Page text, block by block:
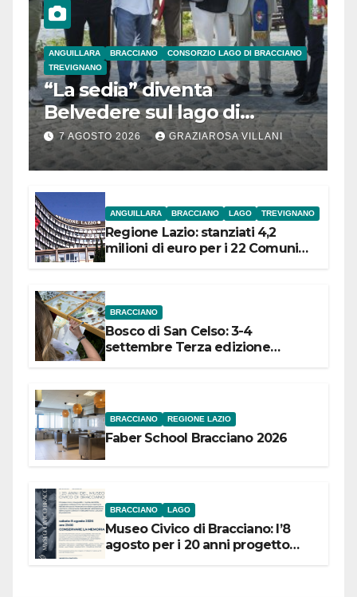
ANGUILLARA BRACCIANO
CONSORZIO LAGO DI BRACCIANO
TREVIGNANO
“La sedia” diventa
Belvedere sul lago di
Bracciano: ieri
l’inaugurazione
7 AGOSTO 2026 GRAZIAROSA VILLANI
ANGUILLARA BRACCIANO LAGO TREVIGNANO
Regione Lazio: stanziati 4,2
milioni di euro per i 22 Comuni
BRACCIANO
Bosco di San Celso: 3-4
settembre Terza edizione
BRACCIANO REGIONE LAZIO
Faber School Bracciano 2026
BRACCIANO LAGO
Museo Civico di Bracciano: l’8
agosto per i 20 anni progetto